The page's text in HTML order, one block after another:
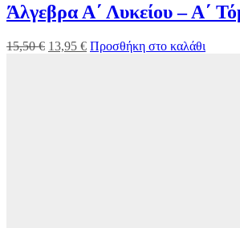
Άλγεβρα Α΄ Λυκείου – Α΄
15,50€ 13,95 € Προσθήκη στο καλάθι